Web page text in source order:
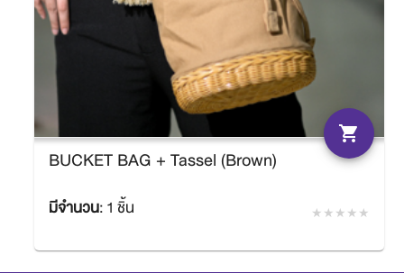
BUCKET BAG + Tassel (Brown)
มีจำนวน:1 ชิ้น
shopping_cart